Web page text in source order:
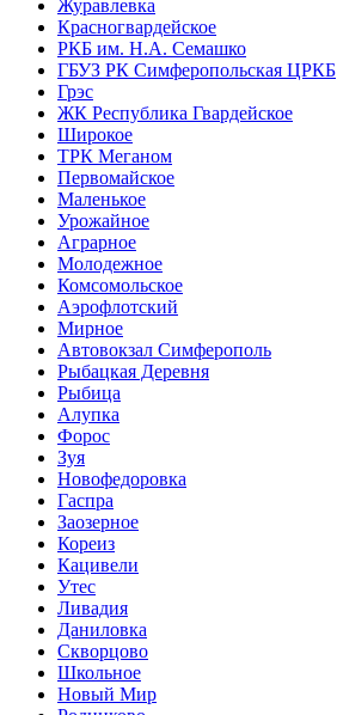
Журавлевка
Красногвардейское
РКБ им. Н.А. Семашко
ГБУЗ РК Симферопольская ЦРКБ
Грэс
ЖК Республика Гвардейское
Широкое
ТРК Меганом
Первомайское
Маленькое
Урожайное
Аграрное
Молодежное
Комсомольское
Аэрофлотский
Мирное
Автовокзал Симферополь
Рыбацкая Деревня
Рыбица
Алупка
Форос
Зуя
Новофедоровка
Гаспра
Заозерное
Кореиз
Кацивели
Утес
Ливадия
Даниловка
Скворцово
Школьное
Новый Мир